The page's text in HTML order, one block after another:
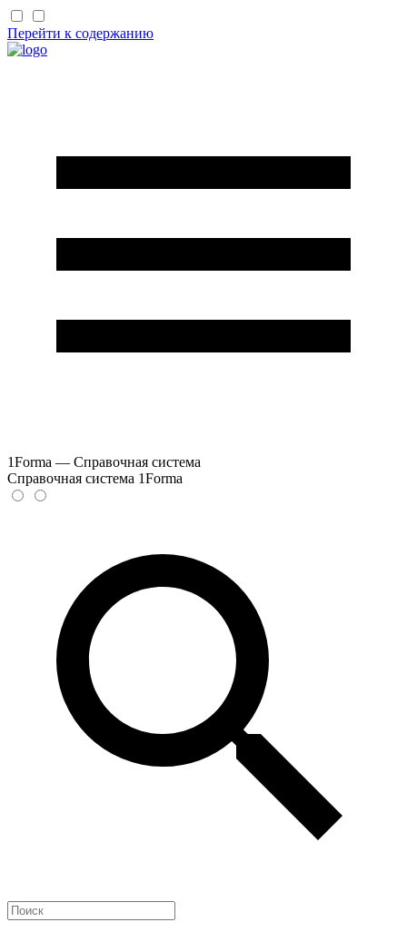
Перейти к содержанию
1Forma — Справочная система
Справочная система 1Forma